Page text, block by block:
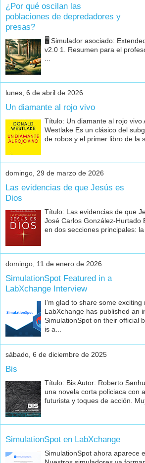
¿Por qué oscilan las
poblaciones de depredadores y
presas?
🖥️ Simulador asociado:
v2.0 1. Resumen para el
...
lunes, 6 de abril de 2026
Un diamante al rojo vivo
Título: Un diamante al rojo vivo
Westlake Es un clásico del
de robos y el primer libro de la
domingo, 29 de marzo de 2026
Las evidencias de que Jesús es
Dios
Título: Las evidencias de que
José Carlos González-Hurtado
en dos secciones principales:
domingo, 11 de enero de 2026
SimulationSpot Featured in a
LabXchange Interview
I’m glad to share some exciting
LabXchange has published an
SimulationSpot on their official
is a...
sábado, 6 de diciembre de 2025
Bis
Título: Bis Autor: Roberto
una novela corta policiaca con
futurista y toques de acción.
SimulationSpot en LabXchange
SimulationSpot ahora aparece